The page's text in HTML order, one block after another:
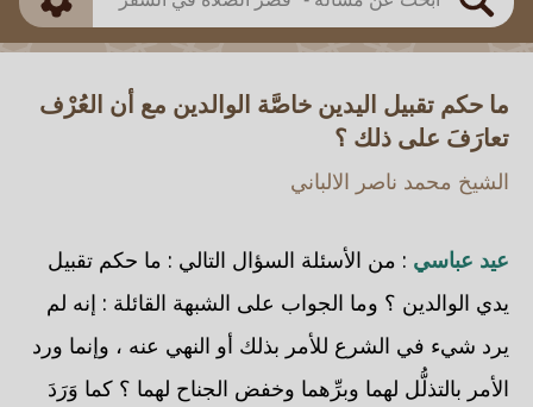
بحث
ما حكم تقبيل اليدين خاصَّة الوالدين مع أن العُرْف
تعارَفَ على ذلك ؟
الشيخ محمد ناصر الالباني
عيد عباسي : من الأسئلة السؤال التالي : ما حكم تقبيل
يدي الوالدين ؟ وما الجواب على الشبهة القائلة : إنه لم
يرد شيء في الشرع للأمر بذلك أو النهي عنه ، وإنما ورد
الأمر بالتذلُّل لهما وبرِّهما وخفض الجناح لهما ؟ كما وَرَدَ